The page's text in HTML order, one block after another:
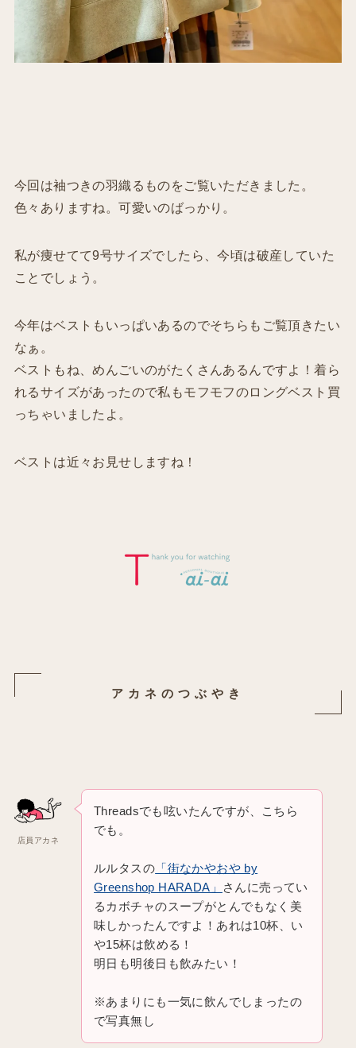
今回は袖つきの羽織るものをご覧いただきました。
色々ありますね。可愛いのばっかり。
私が痩せてて9号サイズでしたら、今頃は破産していた
ことでしょう。
今年はベストもいっぱいあるのでそちらもご覧頂きたい
なぁ。
ベストもね、めんごいのがたくさんあるんですよ！着ら
れるサイズがあったので私もモフモフのロングベスト買
っちゃいましたよ。
ベストは近々お見せしますね！
アカネのつぶやき
店員アカネ
Threadsでも呟いたんですが、こちら
でも。
ルルタスの 「街なかやおや by
Greenshop HARADA」
さんに売ってい
るカボチャのスープがとんでもなく美
味しかったんですよ！あれは10杯、い
や15杯は飲める！
明日も明後日も飲みたい！
※あまりにも一気に飲んでしまったの
で写真無し